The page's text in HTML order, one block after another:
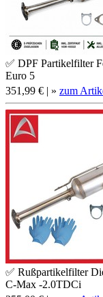
✅ DPF Partikelfilter
Euro 5
351,99 € | » zum
✅ Rußpartikelfilter
C-Max -2.0TDCi